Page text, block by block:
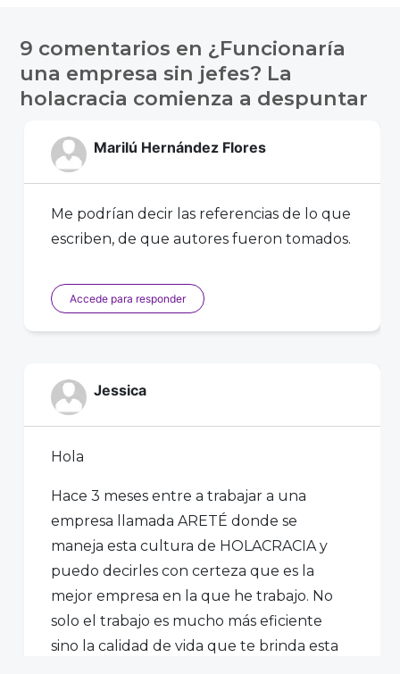
de
entradas
9 comentarios en ¿Funcionaría
una empresa sin jefes? La
holacracia comienza a despuntar
Marilú Hernández Flores
Me podrían decir las referencias de lo que
escriben, de que autores fueron tomados.
Accede para responder
Jessica
Hola
Hace 3 meses entre a trabajar a una
empresa llamada ARETÉ donde se
maneja esta cultura de HOLACRACIA y
puedo decirles con certeza que es la
mejor empresa en la que he trabajo. No
solo el trabajo es mucho más eficiente
sino la calidad de vida que te brinda esta